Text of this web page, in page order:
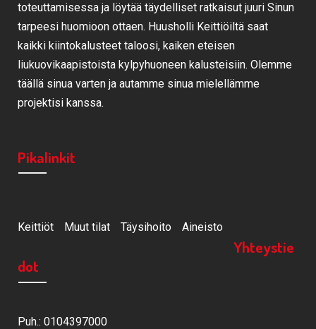
toteuttamisessa ja löytää täydelliset ratkaisut juuri Sinun
tarpeesi huomioon ottaen. Huusholli Keittiöiltä saat
kaikki kiintokalusteet taloosi, kaiken eteisen
liukuovikaapistoista kylpyhuoneen kalusteisiin. Olemme
täällä sinua varten ja autamme sinua mielellämme
projektisi kanssa.
Pikalinkit
Keittiöt Muut tilat Täysihoito Aineisto
Yhteystie
dot
Puh.: 0104397000